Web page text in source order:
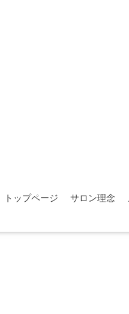
トップページ サロン理念